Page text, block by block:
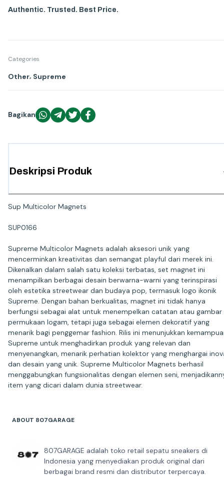
Authentic. Trusted. Best Price.
Categories
Other, Supreme
Bagikan
Deskripsi Produk
Sup Multicolor Magnets
SUP0166
Supreme Multicolor Magnets adalah aksesori unik yang
mencerminkan kreativitas dan semangat playful dari merek ini.
Dikenalkan dalam salah satu koleksi terbatas, set magnet ini
menampilkan berbagai desain berwarna-warni yang terinspirasi
oleh estetika streetwear dan budaya pop, termasuk logo ikonik
Supreme. Dengan bahan berkualitas, magnet ini tidak hanya
berfungsi sebagai alat untuk menempelkan catatan atau gambar
permukaan logam, tetapi juga sebagai elemen dekoratif yang
menarik bagi penggemar fashion. Rilis ini menunjukkan
Supreme untuk menghadirkan produk yang relevan dan
menyenangkan, menarik perhatian kolektor yang menghargai
dan desain yang unik. Supreme Multicolor Magnets berhasil
menggabungkan fungsionalitas dengan elemen seni,
item yang dicari dalam dunia streetwear.
ABOUT 807GARAGE
807GARAGE adalah toko retail sepatu sneakers di
Indonesia yang menyediakan produk original dari
berbagai brand resmi dan distributor terpercaya.